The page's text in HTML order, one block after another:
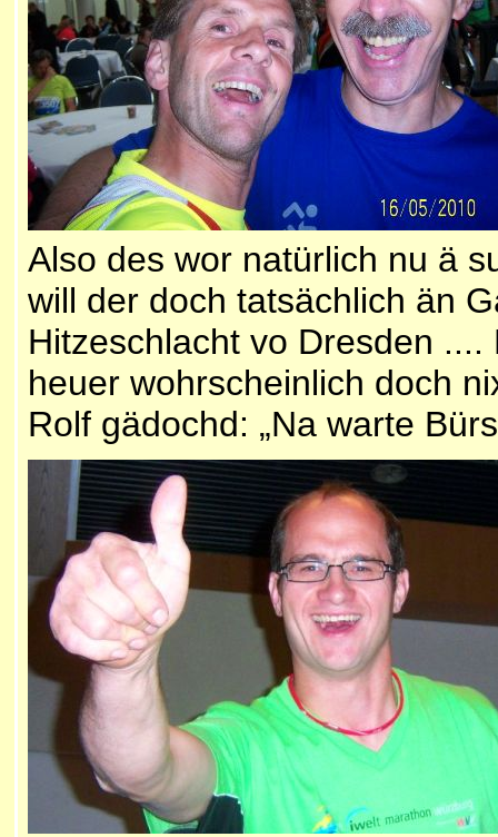
Also des wor natürlich nu ä
will der doch tatsächlich än
Hitzeschlacht vo Dresden
heuer wohrscheinlich doch
Rolf gädochd: „Na warte